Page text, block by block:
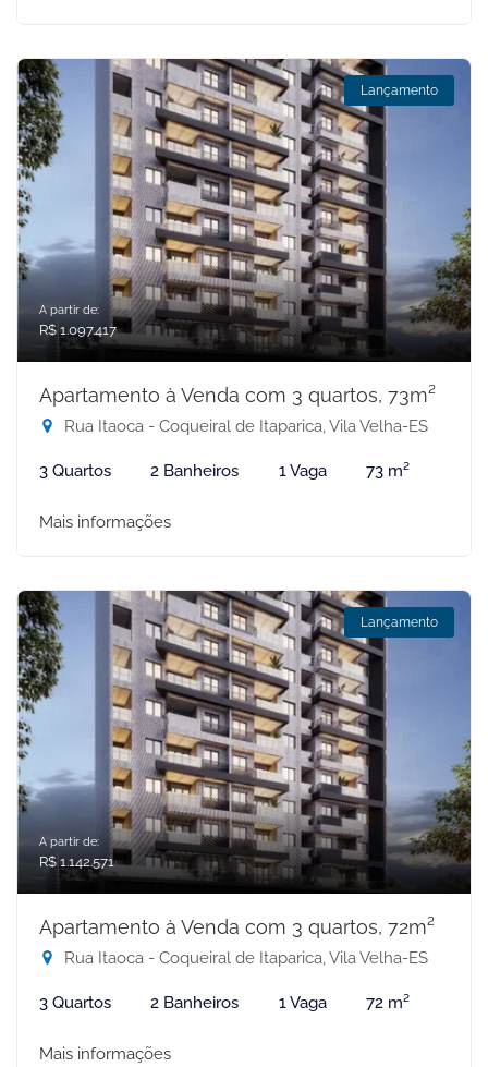
Lançamento
A partir de:
R$ 1.097.417
Apartamento à Venda com 3 quartos, 73m²
Rua Itaoca - Coqueiral de Itaparica, Vila Velha-ES
3 Quartos 2 Banheiros 1 Vaga 73 m²
Mais informações
Lançamento
A partir de:
R$ 1.142.571
Apartamento à Venda com 3 quartos, 72m²
Rua Itaoca - Coqueiral de Itaparica, Vila Velha-ES
3 Quartos 2 Banheiros 1 Vaga 72 m²
Mais informações